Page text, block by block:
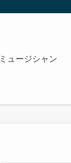
ミュージシャン